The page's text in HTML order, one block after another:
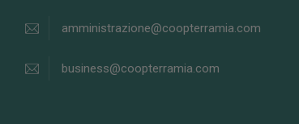
amministrazione@coopterramia.com
business@coopterramia.com